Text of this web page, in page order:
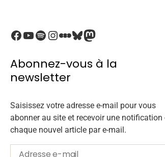
Abonnez-vous à la
newsletter
Saisissez votre adresse e-mail pour vous
abonner au site et recevoir une notification
chaque nouvel article par e-mail.